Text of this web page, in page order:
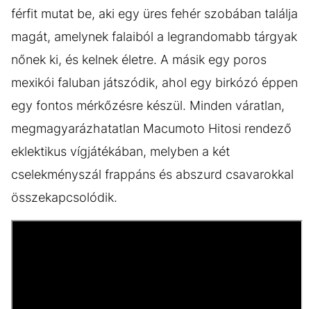
férfit mutat be, aki egy üres fehér szobában találja
magát, amelynek falaiból a legrandomabb tárgyak
nőnek ki, és kelnek életre. A másik egy poros
mexikói faluban játszódik, ahol egy birkózó éppen
egy fontos mérkőzésre készül. Minden váratlan,
megmagyarázhatatlan Macumoto Hitosi rendező
eklektikus vígjátékában, melyben a két
cselekményszál frappáns és abszurd csavarokkal
összekapcsolódik.